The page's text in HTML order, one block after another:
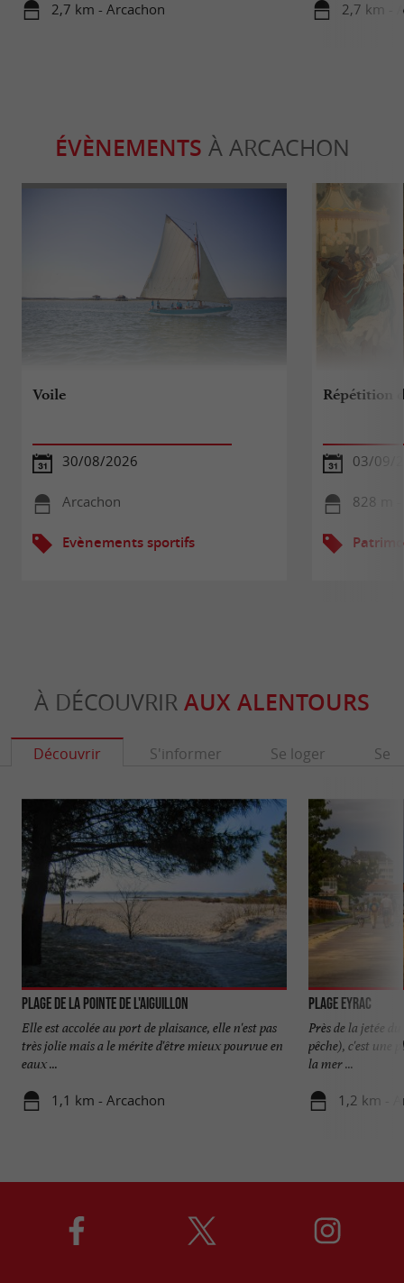
2,7 km - Arcachon 2,7 km -
ÉVÈNEMENTS À ARCACHON
Voile
30/08/2026
Arcachon
Evènements sportifs
Répétition
03/09/
828 m
À DÉCOUVRIR AUX ALENTOURS
Découvrir S'informer Se loger Se
Plage de la Pointe de l'Aiguillon
Elle est accolée au port de plaisance, elle n'est pas
très jolie mais a le mérite d'être mieux pourvue en
eaux ...
1,1 km - Arcachon
Plage Eyrac
Près de la jetée
pêche), c'est une
la mer ...
1,2 km -